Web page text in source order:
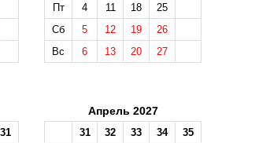
Пт
4 11 18
25
Сб
5 12 19
26
Вс
6 13 20 27
31
Апрель 2027
31 32 33 34
35